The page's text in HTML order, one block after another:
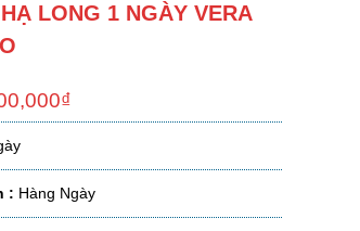
LONG 1 NGÀY VERA
₫
: Hàng Ngày